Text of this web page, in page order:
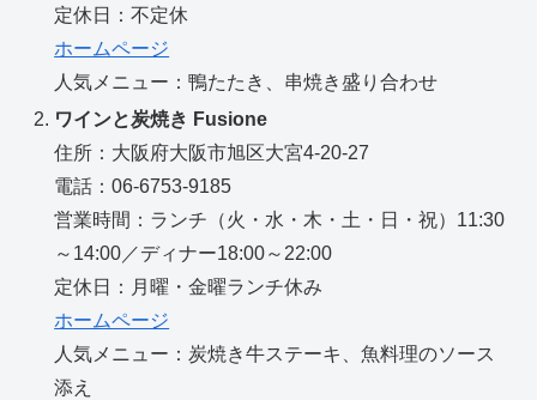
定休日：不定休
ホームページ
人気メニュー：鴨たたき、串焼き盛り合わせ
ワインと炭焼き Fusione
住所：大阪府大阪市旭区大宮4-20-27
電話：06-6753-9185
営業時間：ランチ（火・水・木・土・日・祝）11:30
～14:00／ディナー18:00～22:00
定休日：月曜・金曜ランチ休み
ホームページ
人気メニュー：炭焼き牛ステーキ、魚料理のソース
添え